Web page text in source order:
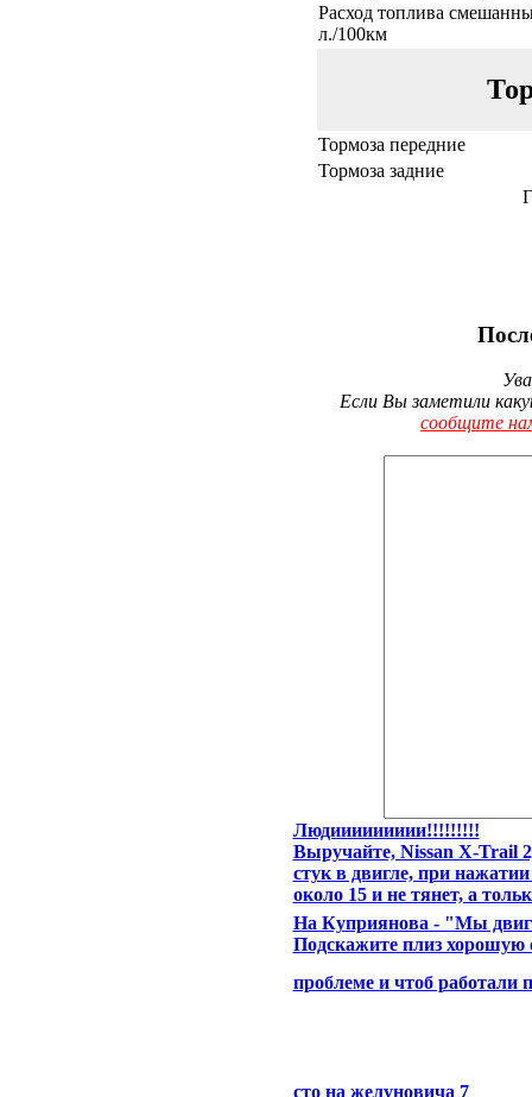
Расход топлива
л./100км
Тормоза передние
Тормоза задние
Если Вы заметили
сообщите
Людиииииииии!!!!!!!!!
Выручайте, Nissan X-Trail
стук в двигле, при
около 15 и не тянет, а
На Куприянова - "Мы
Подскажите плиз хорошую
проблеме и чтоб работали
сто на желуновича 7